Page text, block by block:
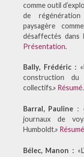
comme outil
de régénération
paysagère
désaffectés dans
Présentation.
Bally, Frédéric :
construction du
collectifs.» Résumé.
Barral, Pauline :
journaux de
Humboldt.» Résumé
Bélec, Manon :